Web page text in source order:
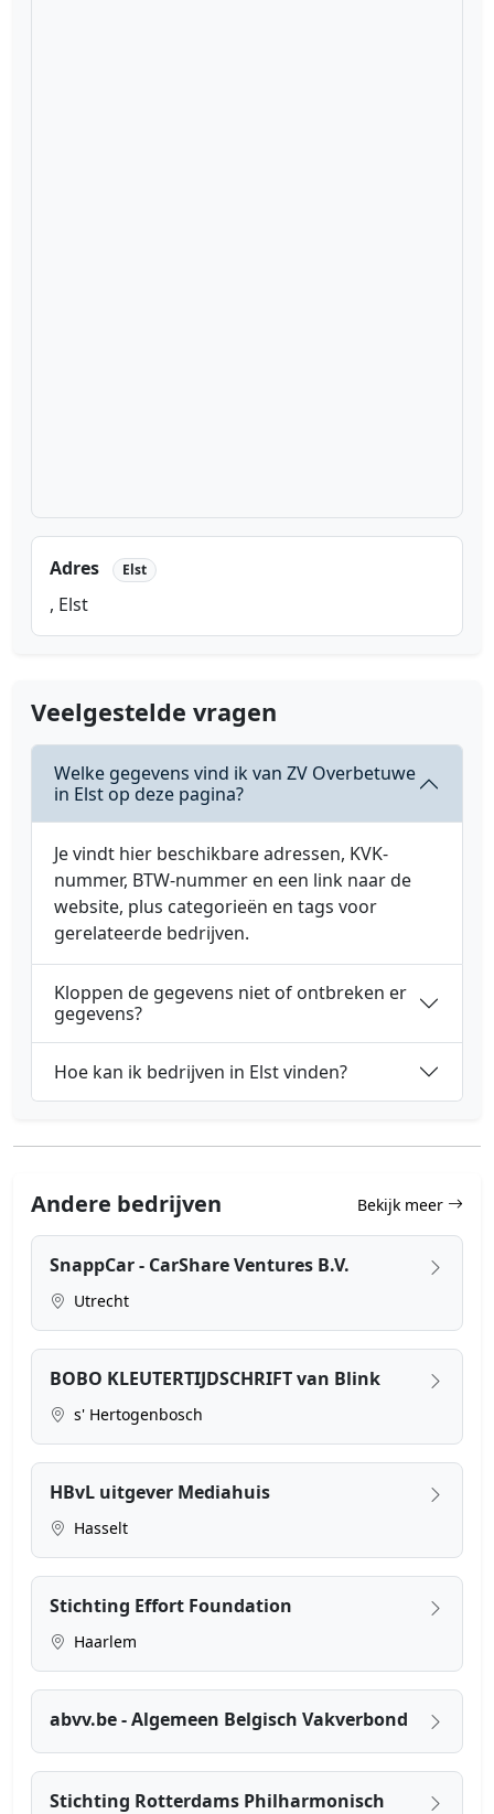
Adres Elst
, Elst
Veelgestelde vragen
Welke gegevens vind ik van ZV Overbetuwe
in Elst op deze pagina?
Je vindt hier beschikbare adressen, KVK-
nummer, BTW-nummer en een link naar de
website, plus categorieën en tags voor
gerelateerde bedrijven.
Kloppen de gegevens niet of ontbreken er
gegevens?
Hoe kan ik bedrijven in Elst vinden?
Andere bedrijven Bekijk meer
SnappCar - CarShare Ventures B.V.
Utrecht
BOBO KLEUTERTIJDSCHRIFT van Blink
s' Hertogenbosch
HBvL uitgever Mediahuis
Hasselt
Stichting Effort Foundation
Haarlem
abvv.be - Algemeen Belgisch Vakverbond
Stichting Rotterdams Philharmonisch